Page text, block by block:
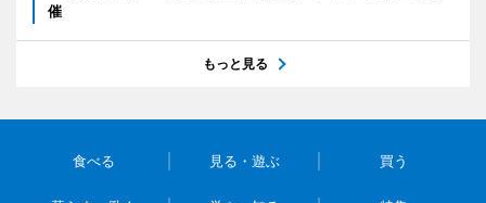
催
もっと見る
食べる 見る・遊ぶ 買う